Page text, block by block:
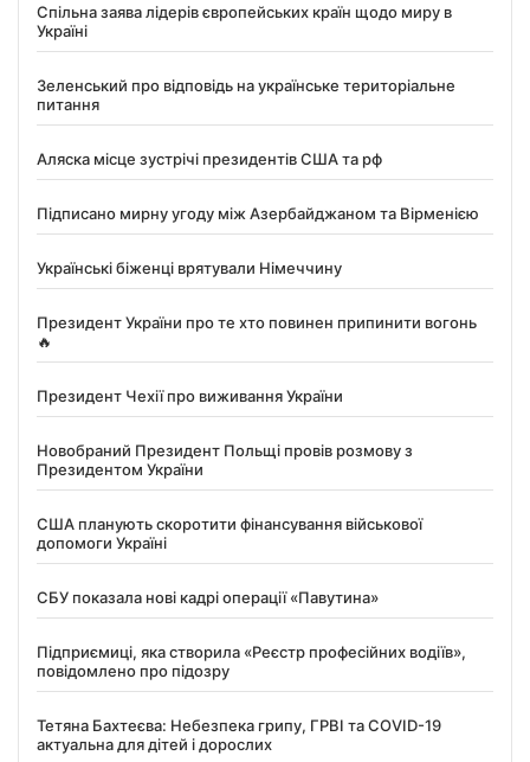
Спільна заява лідерів європейських країн щодо миру в
Україні
Зеленський про відповідь на українське територіальне
питання
Аляска місце зустрічі президентів США та рф
Підписано мирну угоду між Азербайджаном та Вірменією
Українські біженці врятували Німеччину
Президент України про те хто повинен припинити вогонь
🔥
Президент Чехії про виживання України
Новобраний Президент Польщі провів розмову з
Президентом України
США планують скоротити фінансування військової
допомоги Україні
СБУ показала нові кадрі операції «Павутина»
Підприємиці, яка створила «Реєстр професійних водіїв»,
повідомлено про підозру
Тетяна Бахтеєва: Небезпека грипу, ГРВІ та COVID-19
актуальна для дітей і дорослих